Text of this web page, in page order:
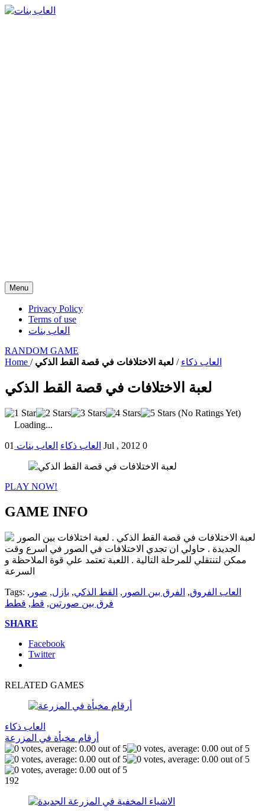
Menu
Privacy Policy
Terms of use
العاب بنات
RANDOM GAME
Home / العاب ذكاء / لعبة الاختلافات في قصة القط الذكي
لعبة الاختلافات في قصة القط الذكي
(No Ratings Yet)
Loading...
العاب ذكاء العاب بنات 01 Jul , 2012 0
PLAY NOW!
GAME INFO
لعبة الاختلافات في قصة القط الذكي . لعبة اختلافات بين الصور
الجديدة . حاولي ان تجدي الاختلافات في الصور في اسرع وقت
ممكن لتنتقلي للمرحلة التالية . اللعبة تعتمد علي قوة الملاحظة و
السرعة
Tags: العاب الفروق, الفرق بين الصور , القط الذكي, بازل, صور ,
فرق بين صورتين, قط, قطط
SHARE
Facebook
Twitter
RELATED GAMES
العاب ذكاء
أرقام مخبأة في المزرعة
192